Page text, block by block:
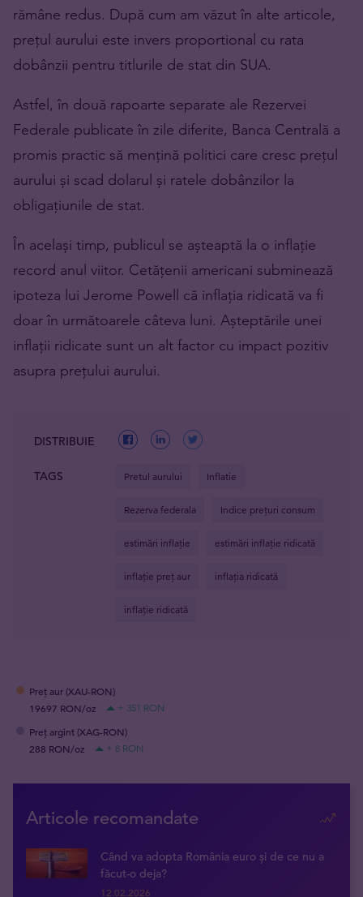
rămâne redus. După cum am văzut în alte articole,
prețul aurului este invers proportional cu rata
dobânzii pentru titlurile de stat din SUA.
Astfel, în două rapoarte separate ale Rezervei
Federale publicate în zile diferite, Banca Centrală a
promis practic să mențină politici care cresc prețul
aurului și scad dolarul și ratele dobânzilor la
obligațiunile de stat.
În același timp, publicul se așteaptă la o inflație
record anul viitor. Cetățenii americani subminează
ipoteza lui Jerome Powell că inflația ridicată va fi
doar în următoarele câteva luni. Așteptările unei
inflații ridicate sunt un alt factor cu impact pozitiv
asupra prețului aurului.
DISTRIBUIE
TAGS Pretul aurului Inflatie
Rezerva federala Indice prețuri consum
estimări inflație estimări inflație ridicată
inflație preț aur inflația ridicată
inflație ridicată
Preț aur (XAU-RON)
19697 RON/oz
+ 351 RON
Preț argint (XAG-RON)
288 RON/oz
+ 8 RON
Articole recomandate
Când va adopta România euro și de ce nu a
făcut-o deja?
12.02.2026